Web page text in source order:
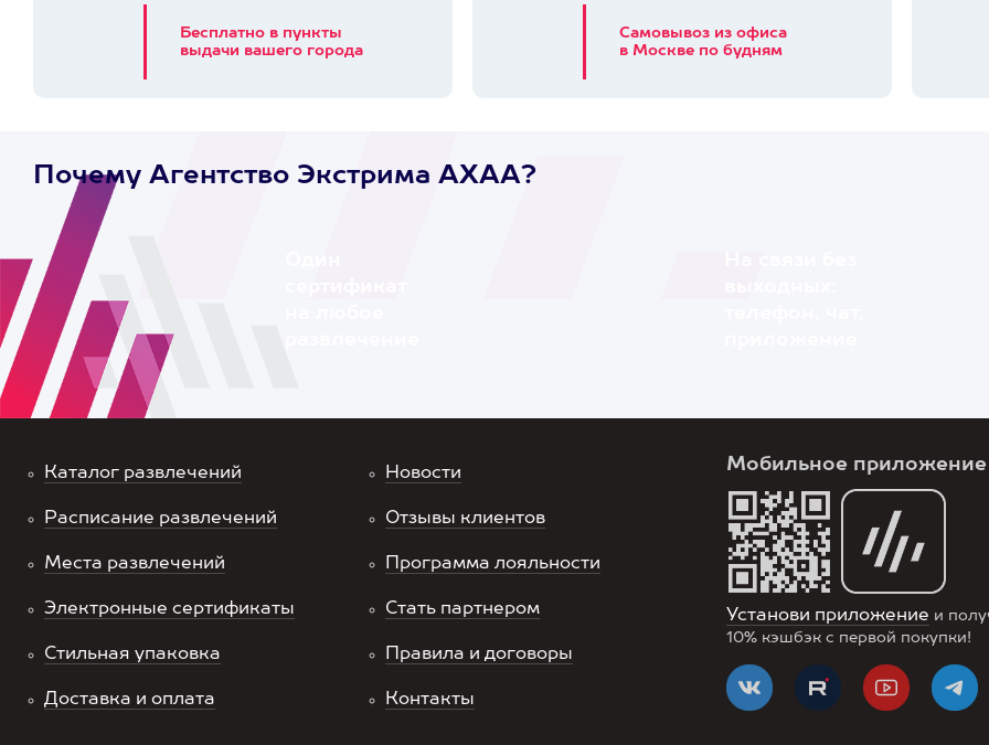
Бесплатно в пункты
выдачи вашего города
Самовывоз из офиса
в Москве по будням
Почему Агентство Экстрима AXAA?
Каталог развлечений
Расписание развлечений
Места развлечений
Электронные сертификаты
Стильная упаковка
Доставка и оплата
Новости
Отзывы клиентов
Программа лояльности
Стать партнером
Правила и договоры
Контакты
Мобильное приложение
Установи приложение и
10% кэшбэк с первой покупки!